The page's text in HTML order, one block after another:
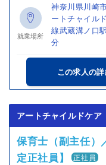
就業場所
神奈川県川崎
ートチャイル
線武蔵溝ノ口
分
この求人の
アートチャイルドケ
保育士（副主任）
定正社員】
正社員